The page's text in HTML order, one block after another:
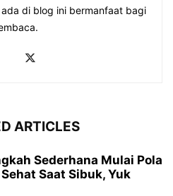
di blog ini bermanfaat bagi
ARTICLES
Sederhana Mulai Pola
Saat Sibuk, Yuk